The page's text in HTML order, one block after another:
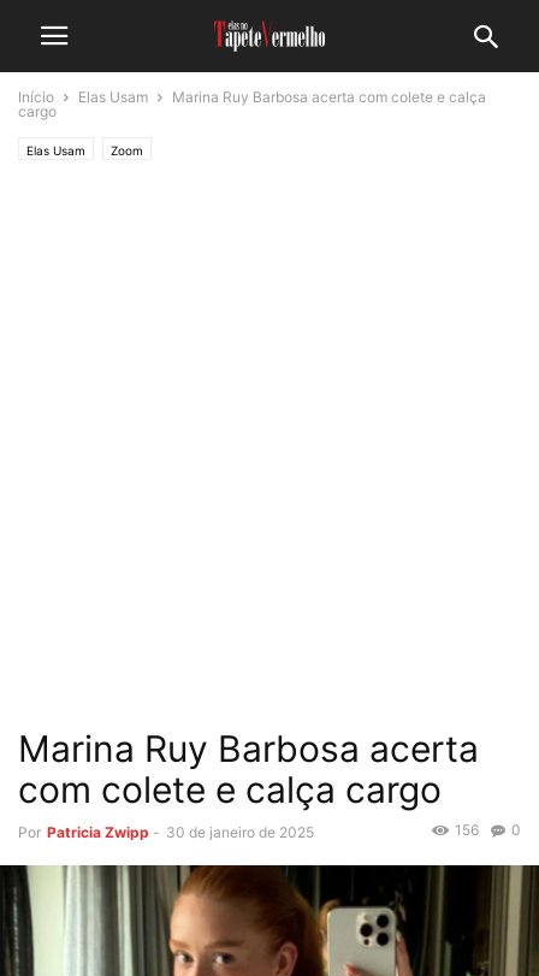
Início Elas Usam
Marina Ruy Barbosa acerta com colete e calça
cargo
Elas Usam Zoom
Marina Ruy Barbosa acerta
com colete e calça cargo
Por Patricia Zwipp - 30 de janeiro de 2025 0
156